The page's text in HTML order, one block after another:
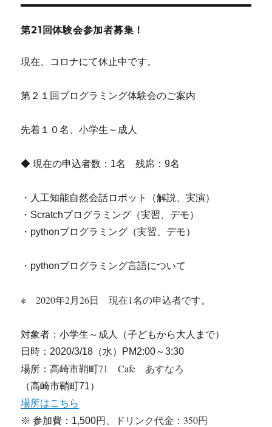
ン
第21回体験会参加者募集！
現在、コロナにて休止中です。
第２１回プログラミング体験会のご案内
先着１０名、小学生～成人
◆ 現在の申込者数：1名 残席：9名
・人工知能自然会話ロボット（解説、実演）
・Scratchプログラミング（実習、デモ）
・pythonプログラミング（実習、デモ）
・pythonプログラミング言語について
※ 2020年2月26日 現在1名の申込者です。
対象者：小学生～成人（子どもから大人まで）
日時：2020/3/18（水）PM2:00～3:30
場所：高崎市鞘町71 Cafe あすなろ
（高崎市鞘町71）
場所はこちら
※ 参加費：1,500円、
ドリンク代金：350円